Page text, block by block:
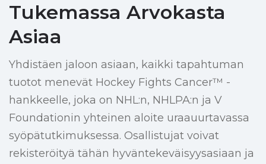
Tukemassa Arvokasta
Asiaa
Yhdistäen jaloon asiaan, kaikki tapahtuman
tuotot menevät Hockey Fights Cancer™ -
hankkeelle, joka on NHL:n, NHLPA:n ja V
Foundationin yhteinen aloite uraauurtavassa
syöpätutkimuksessa. Osallistujat voivat
rekisteröityä tähän hyväntekeväisyysasiaan ja